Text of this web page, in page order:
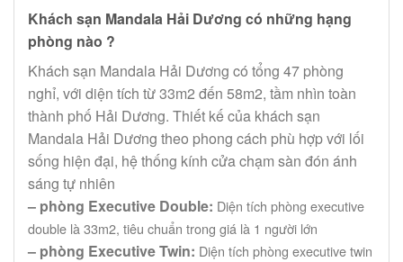
Khách sạn Mandala Hải Dương có những hạng
phòng nào ?
Khách sạn Mandala Hải Dương có tổng 47 phòng
nghỉ, với diện tích từ 33m2 đến 58m2, tầm nhìn toàn
thành phố Hải Dương. Thiết kế của khách sạn
Mandala Hải Dương theo phong cách phù hợp với lối
sống hiện đại, hệ thống kính cửa chạm sàn đón ánh
sáng tự nhiên
– phòng Executive Double: Diện tích phòng executive
double là 33m2, tiêu chuẩn trong giá là 1 người lớn
– phòng Executive Twin: Diện tích phòng executive twin